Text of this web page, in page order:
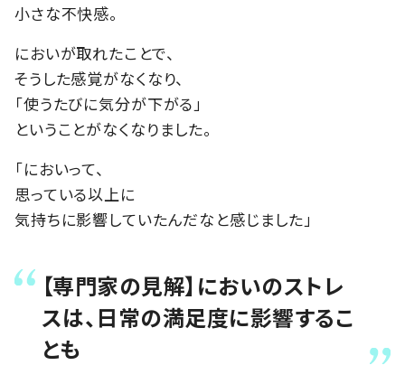
小さな不快感。
においが取れたことで、
そうした感覚がなくなり、
「使うたびに気分が下がる」
ということがなくなりました。
「においって、
思っている以上に
気持ちに影響していたんだなと感じました」
【専門家の見解】においのストレ
スは、日常の満足度に影響するこ
とも